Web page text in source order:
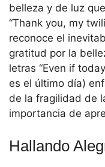
belleza y de luz
“Thank you, my
reconoce el
gratitud por la
letras “Even if
es el último día)
de la fragilidad de
importancia de
Hallando